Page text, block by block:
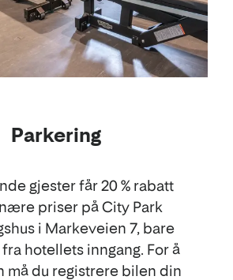
Parkering
gjester får 20 % rabatt
priser på City Park
i Markeveien 7, bare
hotellets inngang. For å
må du registrere bilen din